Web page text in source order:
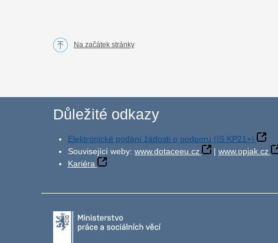
Na začátek stránky
Důležité odkazy
Elektronické podání žádosti o podporu (IS KP21+)
Související weby: www.dotaceeu.cz | www.opjak.cz
Kariéra